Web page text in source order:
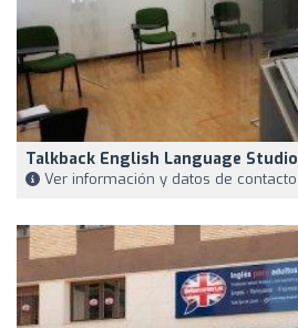
Talkback English Language Studio
Ver información y datos de contacto